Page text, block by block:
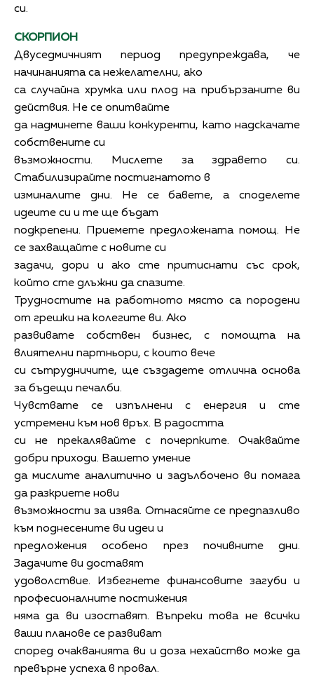
си.
СКОРПИОН
Двуседмичният период предупреждава, че
начинанията са нежелателни, ако
са случайна хрумка или плод на прибързаните ви
действия. Не се опитвайте
да надминете ваши конкуренти, като надскачате
собствените си
възможности. Мислете за здравето си.
Стабилизирайте постигнатото в
изминалите дни. Не се бавете, а споделете
идеите си и те ще бъдат
подкрепени. Приемете предложената помощ. Не
се захващайте с новите си
задачи, дори и ако сте притиснати със срок,
който сте длъжни да спазите.
Трудностите на работното място са породени
от грешки на колегите ви. Ако
развивате собствен бизнес, с помощта на
влиятелни партньори, с които вече
си сътрудничите, ще създадете отлична основа
за бъдещи печалби.
Чувствате се изпълнени с енергия и сте
устремени към нов връх. В радостта
си не прекалявайте с почерпките. Очаквайте
добри приходи. Вашето умение
да мислите аналитично и задълбочено ви помага
да разкриете нови
възможности за изява. Отнасяйте се предпазливо
към поднесените ви идеи и
предложения особено през почивните дни.
Задачите ви доставят
удоволствие. Избегнете финансовите загуби и
професионалните постижения
няма да ви изоставят. Въпреки това не всички
ваши планове се развиват
според очакванията ви и доза нехайство може да
превърне успеха в провал.